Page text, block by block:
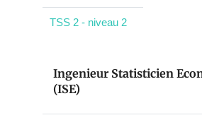
TSS 2 - niveau 2
Ingenieur Statisticien
(ISE)